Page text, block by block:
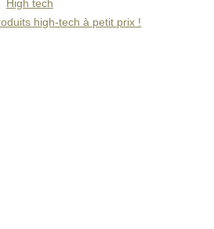
High tech
high-tech à petit prix !